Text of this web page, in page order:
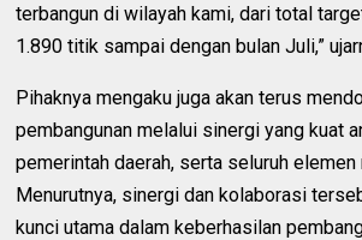
terbangun di wilayah kami, dari total
1.890 titik sampai dengan bulan Juli,”
Pihaknya mengaku juga akan terus
pembangunan melalui sinergi yang kuat
pemerintah daerah, serta seluruh elemen
Menurutnya, sinergi dan kolaborasi
kunci utama dalam keberhasilan